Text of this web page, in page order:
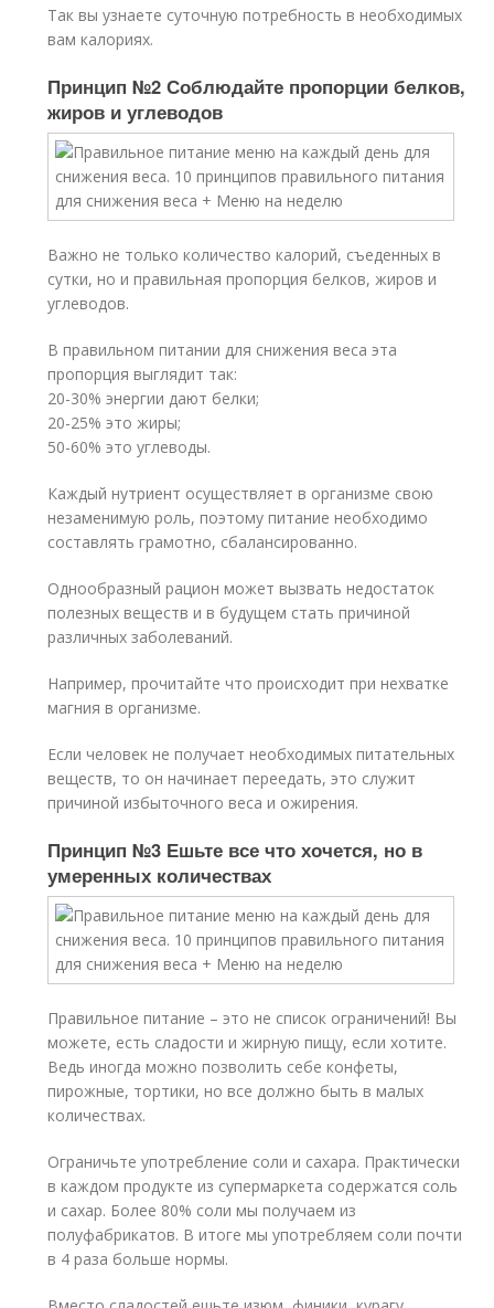
Так вы узнаете суточную потребность в необходимых
вам калориях.
Принцип №2 Соблюдайте пропорции белков,
жиров и углеводов
Важно не только количество калорий, съеденных в
сутки, но и правильная пропорция белков, жиров и
углеводов.
В правильном питании для снижения веса эта
пропорция выглядит так:
20-30% энергии дают белки;
20-25% это жиры;
50-60% это углеводы.
Каждый нутриент осуществляет в организме свою
незаменимую роль, поэтому питание необходимо
составлять грамотно, сбалансированно.
Однообразный рацион может вызвать недостаток
полезных веществ и в будущем стать причиной
различных заболеваний.
Например, прочитайте что происходит при нехватке
магния в организме.
Если человек не получает необходимых питательных
веществ, то он начинает переедать, это служит
причиной избыточного веса и ожирения.
Принцип №3 Ешьте все что хочется, но в
умеренных количествах
Правильное питание – это не список ограничений! Вы
можете, есть сладости и жирную пищу, если хотите.
Ведь иногда можно позволить себе конфеты,
пирожные, тортики, но все должно быть в малых
количествах.
Ограничьте употребление соли и сахара. Практически
в каждом продукте из супермаркета содержатся соль
и сахар. Более 80% соли мы получаем из
полуфабрикатов. В итоге мы употребляем соли почти
в 4 раза больше нормы.